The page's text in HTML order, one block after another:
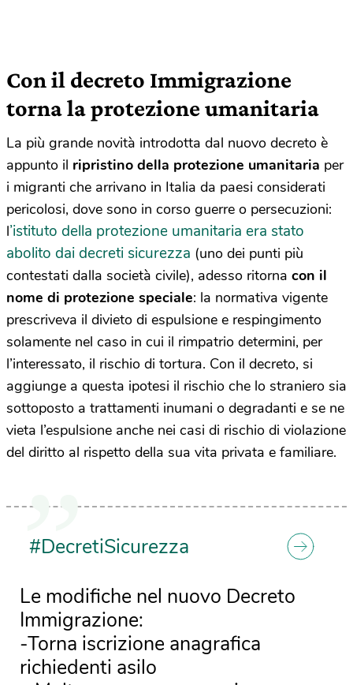
Con il decreto Immigrazione
torna la protezione umanitaria
La più grande novità introdotta dal nuovo decreto è
appunto il ripristino della protezione umanitaria per
i migranti che arrivano in Italia da paesi considerati
pericolosi, dove sono in corso guerre o persecuzioni:
l’istituto della protezione umanitaria era stato
abolito dai decreti sicurezza (uno dei punti più
contestati dalla società civile), adesso ritorna con il
nome di protezione speciale: la normativa vigente
prescriveva il divieto di espulsione e respingimento
solamente nel caso in cui il rimpatrio determini, per
l’interessato, il rischio di tortura. Con il decreto, si
aggiunge a questa ipotesi il rischio che lo straniero sia
sottoposto a trattamenti inumani o degradanti e se ne
vieta l’espulsione anche nei casi di rischio di violazione
del diritto al rispetto della sua vita privata e familiare.
#DecretiSicurezza
Le modifiche nel nuovo Decreto
Immigrazione:
-Torna iscrizione anagrafica
richiedenti asilo